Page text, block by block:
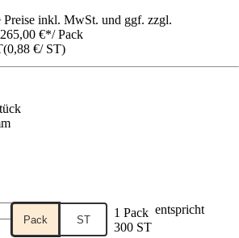
inkl. MwSt. und ggf. zzgl.
265,00 €*/ Pack
(0,88 €/ ST)
Pack ST 1 Pack entspricht
300 ST